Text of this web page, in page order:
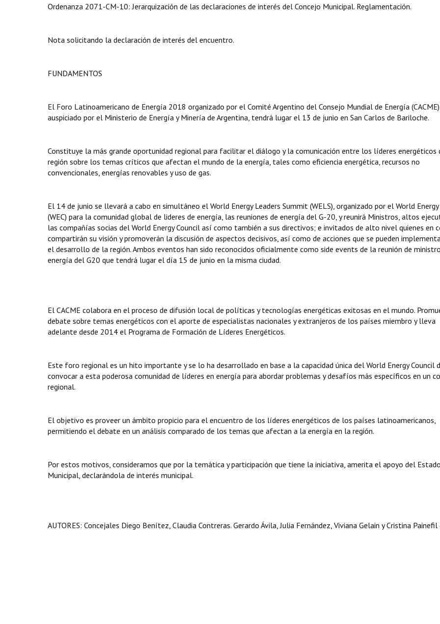
Ordenanza 2071-CM-10: Jerarquización de las declaraciones de interés del Concejo Municipal. Reglamentación.
Nota solicitando la declaración de interés del encuentro.
FUNDAMENTOS
El Foro Latinoamericano de Energía 2018 organizado por el Comité Argentino del Consejo Mundial de Energía
auspiciado por el Ministerio de Energía y Minería de Argentina, tendrá lugar el 13 de junio en San Carlos de Bariloche.
Constituye la más grande oportunidad regional para facilitar el diálogo y la comunicación entre los líderes energéticos
región sobre los temas críticos que afectan el mundo de la energía, tales como eficiencia energética, recursos no
convencionales, energías renovables y uso de gas.
El 14 de junio se llevará a cabo en simultáneo el World Energy Leaders Summit (WELS), organizado por el World Energy
(WEC) para la comunidad global de lideres de energía, las reuniones de energía del G-20, y reunirá Ministros, altos
las compañías socias del World Energy Council así como también a sus directivos; e invitados de alto nivel quienes en
compartirán su visión y promoverán la discusión de aspectos decisivos, así como de acciones que se pueden
el desarrollo de la región. Ambos eventos han sido reconocidos oficialmente como side events de la reunión de
energía del G20 que tendrá lugar el día 15 de junio en la misma ciudad.
El CACME colabora en el proceso de difusión local de políticas y tecnologías energéticas exitosas en el mundo.
debate sobre temas energéticos con el aporte de especialistas nacionales y extranjeros de los países miembro y lleva
adelante desde 2014 el Programa de Formación de Líderes Energéticos.
Este foro regional es un hito importante y se lo ha desarrollado en base a la capacidad única del World Energy Council
convocar a esta poderosa comunidad de líderes en energía para abordar problemas y desafíos más específicos en un
regional.
El objetivo es proveer un ámbito propicio para el encuentro de los líderes energéticos de los países latinoamericanos,
permitiendo el debate en un análisis comparado de los temas que afectan a la energía en la región.
Por estos motivos, consideramos que por la temática y participación que tiene la iniciativa, amerita el apoyo del Estado
Municipal, declarándola de interés municipal.
AUTORES: Concejales Diego Benítez, Claudia Contreras. Gerardo Ávila, Julia Fernández, Viviana Gelain y Cristina Painefil